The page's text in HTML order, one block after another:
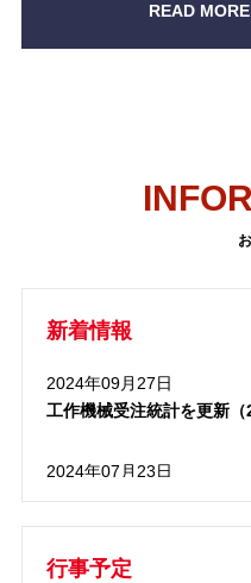
READ MORE
新着情報
2024年09月27日
工作機械受注統計を更新（
2024年07月23日
「SE教育情報」を修正更新
2022年11月30日
行事予定